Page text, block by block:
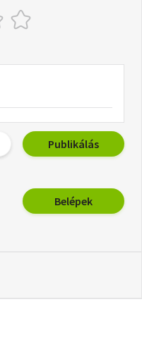
Publikálás
Belépek